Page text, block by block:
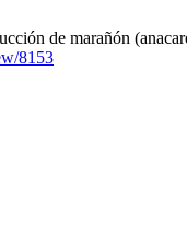
de marañón
8153